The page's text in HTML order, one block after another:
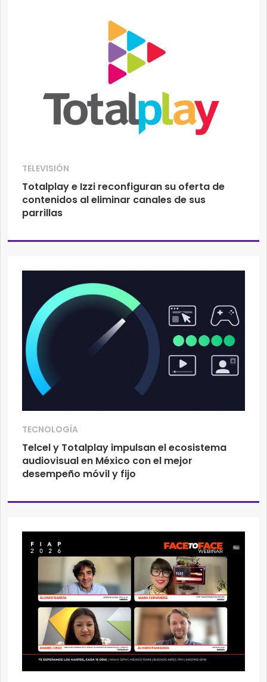
TELEVISIÓN
Totalplay e Izzi reconfiguran su oferta de
contenidos al eliminar canales de sus
parrillas
TECNOLOGÍA
Telcel y Totalplay impulsan el ecosistema
audiovisual en México con el mejor
desempeño móvil y fijo